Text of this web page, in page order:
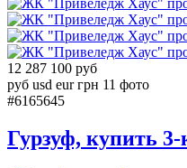
12 287 100 руб
руб usd eur грн 11 фото
#6165645
Гурзуф, купить